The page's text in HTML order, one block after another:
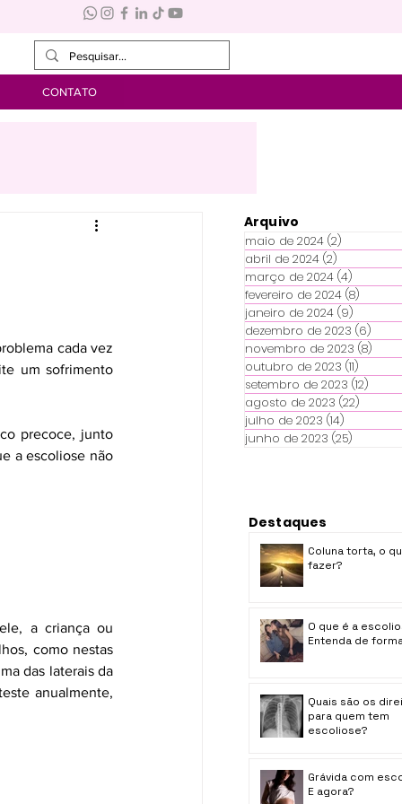
CONTATO
cada vez
um sofrimento
precoce, junto
a escoliose não
a criança ou
como nestas
das laterais da
anualmente,
Arquivo
maio de 2024 (2)
abril de 2024 (2)
março de 2024 (4)
fevereiro de 2024 (8)
janeiro de 2024 (9)
dezembro de 2023 (6)
novembro de 2023 (8)
outubro de 2023 (11)
setembro de 2023 (12)
agosto de 2023 (22)
julho de 2023 (14)
junho de 2023 (25)
Destaques
Coluna torta, o
fazer?
O que é a
Entenda de
Quais são os
para quem tem
escoliose?
Grávida com
E agora?